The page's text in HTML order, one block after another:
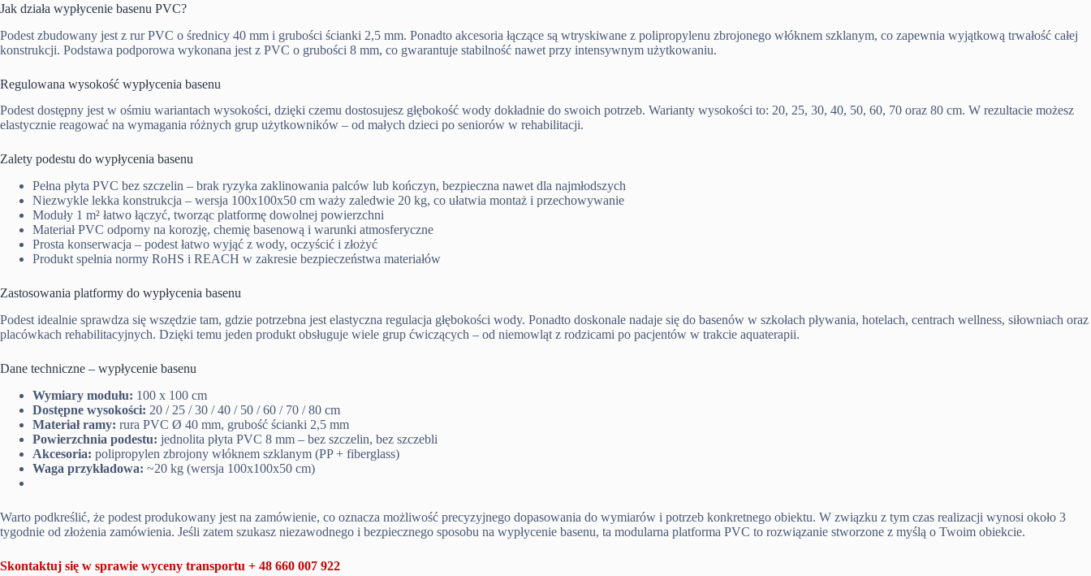
Jak działa wypłycenie basenu PVC?
Podest zbudowany jest z rur PVC o średnicy 40 mm i grubości ścianki 2,5 mm. Ponadto akcesoria łączące są wtryskiwane z polipropylenu zbrojonego włóknem szklanym, co zapewnia wyjątkową trwałość całej
konstrukcji. Podstawa podporowa wykonana jest z PVC o grubości 8 mm, co gwarantuje stabilność nawet przy intensywnym użytkowaniu.
Regulowana wysokość wypłycenia basenu
Podest dostępny jest w ośmiu wariantach wysokości, dzięki czemu dostosujesz głębokość wody dokładnie do swoich potrzeb. Warianty wysokości to: 20, 25, 30, 40, 50, 60, 70 oraz 80 cm. W rezultacie możesz
elastycznie reagować na wymagania różnych grup użytkowników – od małych dzieci po seniorów w rehabilitacji.
Zalety podestu do wypłycenia basenu
Pełna płyta PVC bez szczelin – brak ryzyka zaklinowania palców lub kończyn, bezpieczna nawet dla najmłodszych
Niezwykle lekka konstrukcja – wersja 100x100x50 cm waży zaledwie 20 kg, co ułatwia montaż i przechowywanie
Moduły 1 m² łatwo łączyć, tworząc platformę dowolnej powierzchni
Materiał PVC odporny na korozję, chemię basenową i warunki atmosferyczne
Prosta konserwacja – podest łatwo wyjąć z wody, oczyścić i złożyć
Produkt spełnia normy RoHS i REACH w zakresie bezpieczeństwa materiałów
Zastosowania platformy do wypłycenia basenu
Podest idealnie sprawdza się wszędzie tam, gdzie potrzebna jest elastyczna regulacja głębokości wody. Ponadto doskonale nadaje się do basenów w szkołach pływania, hotelach, centrach wellness, siłowniach oraz
placówkach rehabilitacyjnych. Dzięki temu jeden produkt obsługuje wiele grup ćwiczących – od niemowląt z rodzicami po pacjentów w trakcie aquaterapii.
Dane techniczne – wypłycenie basenu
Wymiary modułu: 100 x 100 cm
Dostępne wysokości: 20 / 25 / 30 / 40 / 50 / 60 / 70 / 80 cm
Materiał ramy: rura PVC Ø 40 mm, grubość ścianki 2,5 mm
Powierzchnia podestu: jednolita płyta PVC 8 mm – bez szczelin, bez szczebli
Akcesoria: polipropylen zbrojony włóknem szklanym (PP + fiberglass)
Waga przykładowa: ~20 kg (wersja 100x100x50 cm)
Warto podkreślić, że podest produkowany jest na zamówienie, co oznacza możliwość precyzyjnego dopasowania do wymiarów i potrzeb konkretnego obiektu. W związku z tym czas realizacji wynosi około 3
tygodnie od złożenia zamówienia. Jeśli zatem szukasz niezawodnego i bezpiecznego sposobu na wypłycenie basenu, ta modularna platforma PVC to rozwiązanie stworzone z myślą o Twoim obiekcie.
Skontaktuj się w sprawie wyceny transportu + 48 660 007 922